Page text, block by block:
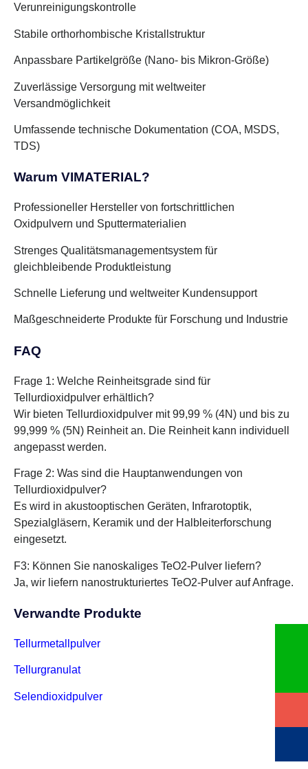
Verunreinigungskontrolle
Stabile orthorhombische Kristallstruktur
Anpassbare Partikelgröße (Nano- bis Mikron-Größe)
Zuverlässige Versorgung mit weltweiter
Versandmöglichkeit
Umfassende technische Dokumentation (COA, MSDS,
TDS)
Warum VIMATERIAL?
Professioneller Hersteller von fortschrittlichen
Oxidpulvern und Sputtermaterialien
Strenges Qualitätsmanagementsystem für
gleichbleibende Produktleistung
Schnelle Lieferung und weltweiter Kundensupport
Maßgeschneiderte Produkte für Forschung und Industrie
FAQ
Frage 1: Welche Reinheitsgrade sind für
Tellurdioxidpulver erhältlich?
Wir bieten Tellurdioxidpulver mit 99,99 % (4N) und bis zu
99,999 % (5N) Reinheit an. Die Reinheit kann individuell
angepasst werden.
Frage 2: Was sind die Hauptanwendungen von
Tellurdioxidpulver?
Es wird in akustooptischen Geräten, Infrarotoptik,
Spezialgläsern, Keramik und der Halbleiterforschung
eingesetzt.
F3: Können Sie nanoskaliges TeO2-Pulver liefern?
Ja, wir liefern nanostrukturiertes TeO2-Pulver auf Anfrage.
Verwandte Produkte
Tellurmetallpulver
Tellurgranulat
Selendioxidpulver